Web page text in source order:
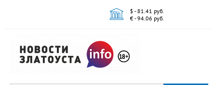
$ - 81.41 руб.
€ - 94.06 руб.